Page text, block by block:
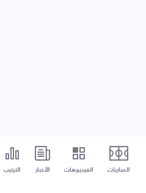
المباريات الفيديوهات الأخبار الترتيب